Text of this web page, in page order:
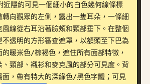
隱約可見一個細小的白色幾何線條標
向觀眾的左側，露出一隻耳朵，一條細
線從右耳沿著臉頰和頸部垂下。在整個
不透明的方形審查遮罩，以額頭至下巴為
的暖米色/棕褐色，遮住所有面部特徵，
、頸部、襯衫和麥克風的部分可見度。背
面，帶有特大的深綠色/黑色字體；可見